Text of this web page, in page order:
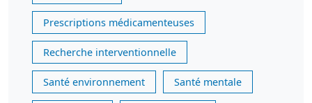
Prescriptions médicamenteuses
Recherche interventionnelle
Santé environnement Santé mentale